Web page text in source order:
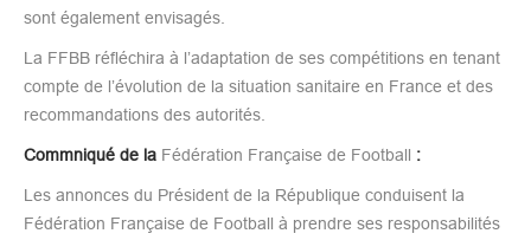
sont également envisagés.
La FFBB réfléchira à l’adaptation de ses compétitions en tenant
compte de l’évolution de la situation sanitaire en France et des
recommandations des autorités.
Commniqué de la Fédération Française de Football :
Les annonces du Président de la République conduisent la
Fédération Française de Football à prendre ses responsabilités